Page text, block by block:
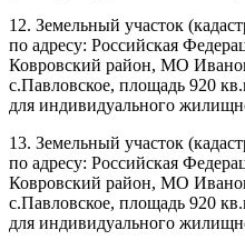
12. Земельный участок
по адресу: Российская
Ковровский район, МО
с.Павловское, площадь 920
для индивидуального
13. Земельный участок
по адресу: Российская
Ковровский район, МО
с.Павловское, площадь 920
для индивидуального